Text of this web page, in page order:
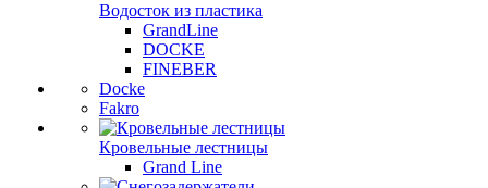
Водосток из пластика
GrandLine
DOCKE
FINEBER
Docke
Fakro
Кровельные лестницы
Grand Line